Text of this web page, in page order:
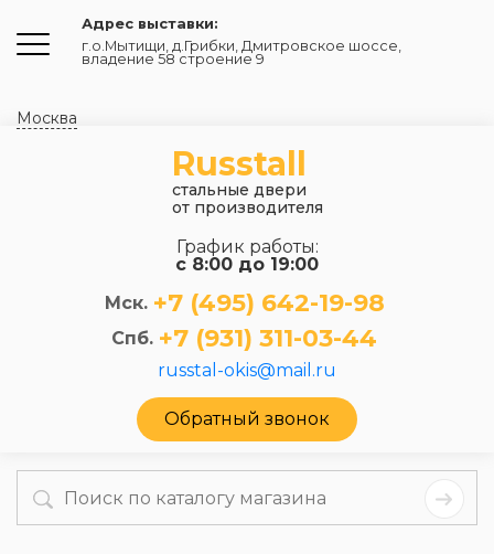
Адрес выставки:
г.о.Мытищи, д.Грибки, Дмитровское шоссе,
владение 58 строение 9
Москва
Russtall
стальные двери
от производителя
График работы:
с 8:00 до 19:00
Мск. +7 (495) 642-19-98
Спб. +7 (931) 311-03-44
russtal-okis@mail.ru
Обратный звонок